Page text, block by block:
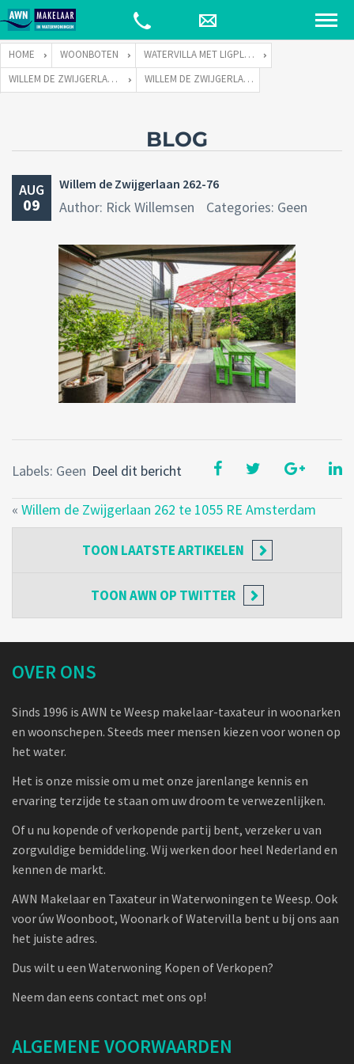
HOME WOONBOTEN
WATERVILLA MET LIGPLAATS
WILLEM DE ZWIJGERLAAN 262 TE 1055 RE AMSTERDAM
WILLEM DE ZWIJGERLAAN 262-76
BLOG
AUG
09
Willem de Zwijgerlaan 262-76
Author: Rick Willemsen Categories: Geen
Deel dit bericht
Labels: Geen
« Willem de Zwijgerlaan 262 te 1055 RE Amsterdam
TOON LAATSTE ARTIKELEN
TOONAWN OP TWITTER
OVER ONS
Sinds 1996 is AWN te Weesp makelaar-taxateur in woonarken
en woonschepen. Steeds meer mensen kiezen voor wonen op
het water.
Het is onze missie om u met onze jarenlange kennis en
ervaring terzijde te staan om uw droom te verwezenlijken.
Of u nu kopende of verkopende partij bent, verzeker u van
zorgvuldige bemiddeling. Wij werken door heel Nederland en
kennen de markt.
AWN Makelaar en Taxateur in Waterwoningen te Weesp. Ook
voor úw Woonboot, Woonark of Watervilla bent u bij ons aan
het juiste adres.
Dus wilt u een Waterwoning Kopen of Verkopen?
Neem dan eens contact met ons op!
ALGEMENE VOORWAARDEN